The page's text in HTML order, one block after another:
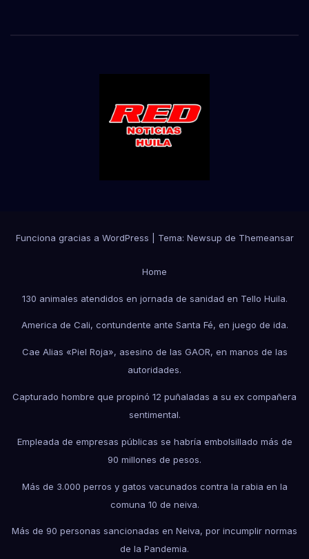
Funciona gracias a WordPress Tema: Newsup de Themeansar
Home
130 animales atendidos en jornada de sanidad en Tello Huila.
America de Cali, contundente ante Santa Fé, en juego de ida.
Cae Alias «Piel Roja», asesino de las GAOR, en manos de las
autoridades.
Capturado hombre que propinó 12 puñaladas a su ex compañera
sentimental.
Empleada de empresas públicas se habría embolsillado más de
90 millones de pesos.
Más de 3.000 perros y gatos vacunados contra la rabia en la
comuna 10 de neiva.
Más de 90 personas sancionadas en Neiva, por incumplir normas
de la Pandemia.